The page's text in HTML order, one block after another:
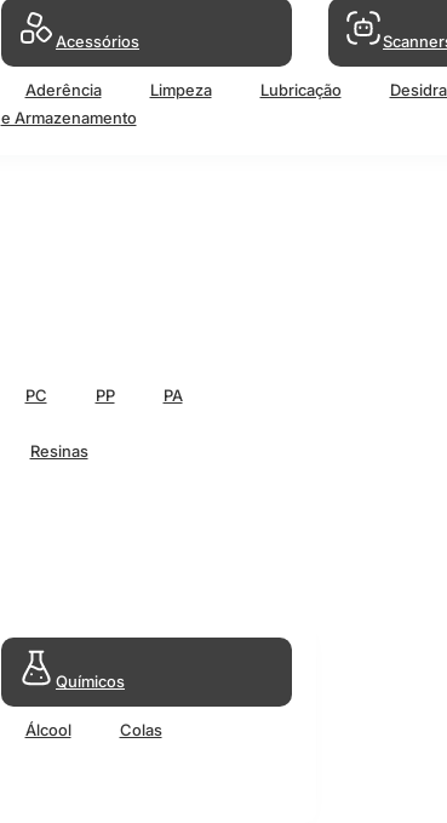
Acessórios
Aderência Limpeza Lubricação
e Armazenamento
PC PP
PA
Resinas
Químicos
Álcool Colas